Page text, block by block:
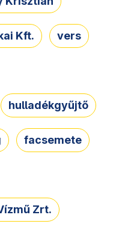
Kft. vers
hulladékgyűjtő
facsemete
Zrt.